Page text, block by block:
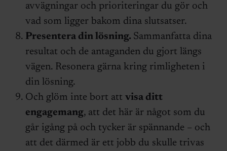
avvägningar och prioriteringar du gör och
vad som ligger bakom dina slutsatser.
Presentera din lösning. Sammanfatta dina
resultat och de antaganden du gjort längs
vägen. Resonera gärna kring rimligheten i
din lösning.
Och glöm inte bort att visa ditt
engagemang, att det här är något som du
går igång på och tycker är spännande – och
att det därmed är ett jobb du skulle trivas